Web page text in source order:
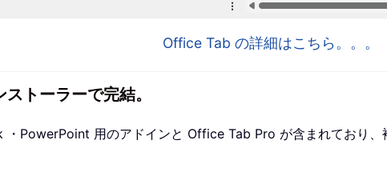
Office Tab の詳細はこちら。。。
トーラーで完結。
PowerPoint 用のアドインと Office Tab Pro が含まれており